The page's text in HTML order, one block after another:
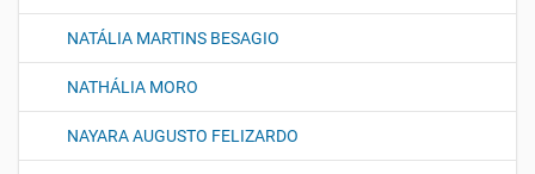
NATÁLIA MARTINS BESAGIO
NATHÁLIA MORO
NAYARA AUGUSTO FELIZARDO